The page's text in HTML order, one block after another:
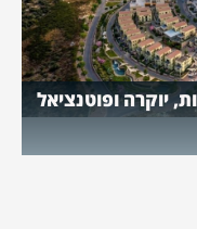
יוקרה ופוטנציאל